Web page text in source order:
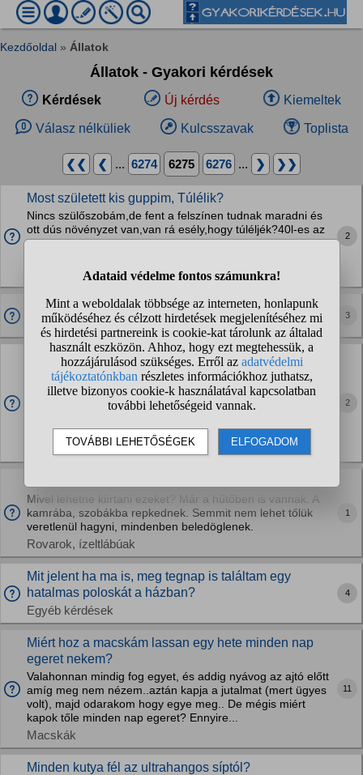
Kezdőoldal » Állatok
Állatok - Gyakori kérdések
Kérdések Új kérdés Kiemeltek
Válasz nélküliek Kulcsszavak Toplista
❮❮ ❮ ... 6274 6275 6276 ... ❯ ❯❯
Most született kis guppim, Túlélik?
Nincs szülőszobám,de fent a felszínen tudnak maradni és
ott dús növényzet van,van rá esély,hogy túléljék?40l-es az
akvárium 6 hallal + alul a 4 harcsa,de ők elvileg nagyon
Halak, akvarisztika
2
Univerzális nyereg alá jó lehet az ugró nyeregalátét?
Lovak
3
3 het mulva ujra megismetlodhet a tuzeles a
kutyanal?
Adott egy szuka kutya 3 hete tuzelt az aktus is megtortent
ketszer. Most ujra ugy viselkedik o is es a kan is nehany
megjelentek. Letezik hogy ujra tuzel?...
2
Mivel lehetne kiírtani ezeket? Már a hűtőben is vannak. A
kamrába, szobákba repkednek. Semmit nem lehet tőlük
veretlenül hagyni, mindenben beledöglenek.
Rovarok, ízeltlábúak
1
Mit jelent ha ma is, meg tegnap is találtam egy
hatalmas poloskát a házban?
Egyéb kérdések
4
Miért hoz a macskám lassan egy hete minden nap
egeret nekem?
Valahonnan mindig fog egyet, és addig nyávog az ajtó előtt
amíg meg nem nézem..aztán kapja a jutalmat (mert ügyes
volt), majd odarakom hogy egye meg.. De mégis miért
kapok tőle minden nap egeret? Ennyire...
Macskák
11
Minden kutya fél az ultrahangos síptól?